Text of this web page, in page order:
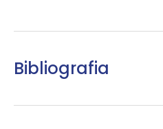
Bibliografia